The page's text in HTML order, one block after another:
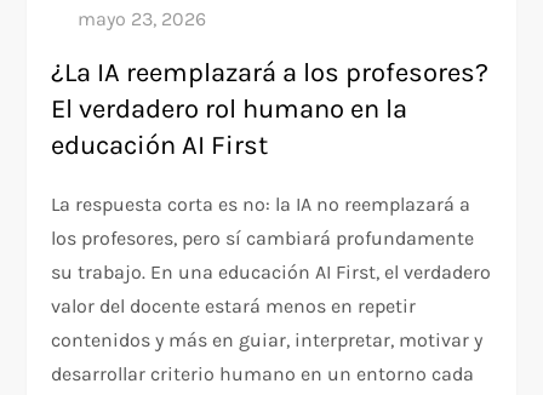
¿La IA reemplazará a los profesores?
El verdadero rol humano en la
educación AI First
La respuesta corta es no: la IA no reemplazará a
los profesores, pero sí cambiará profundamente
su trabajo. En una educación AI First, el verdadero
valor del docente estará menos en repetir
contenidos y más en guiar, interpretar, motivar y
desarrollar criterio humano en un entorno cada